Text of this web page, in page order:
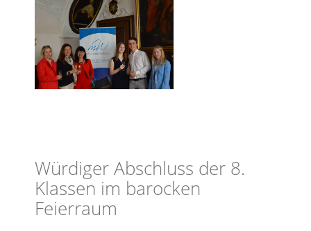
Würdiger Abschluss der 8.
Klassen im barocken
Feierraum